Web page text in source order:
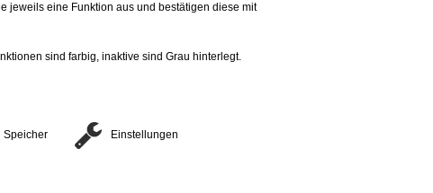
jeweils eine Funktion aus und bestätigen diese mit
sind farbig, inaktive sind Grau hinterlegt.
Speicher Einstellungen